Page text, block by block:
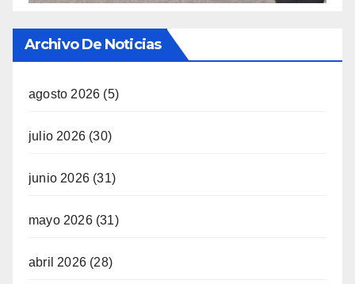
Archivo De Noticias
agosto 2026 (5)
julio 2026 (30)
junio 2026 (31)
mayo 2026(31)
abril 2026 (28)